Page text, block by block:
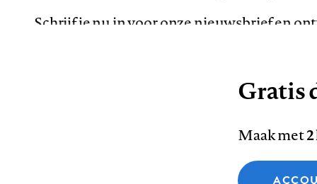
Schrijf je nu in voor onze nieuwsbrief en
Functionele cookies
Gratis
Maak met